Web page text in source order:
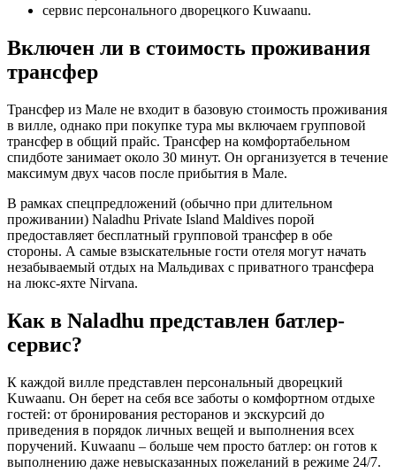
сервис персонального дворецкого Kuwaanu.
Включен ли в стоимость проживания
трансфер
Трансфер из Мале не входит в базовую стоимость проживания
в вилле, однако при покупке тура мы включаем групповой
трансфер в общий прайс. Трансфер на комфортабельном
спидботе занимает около 30 минут. Он организуется в течение
максимум двух часов после прибытия в Мале.
В рамках спецпредложений (обычно при длительном
проживании) Naladhu Private Island Maldives порой
предоставляет бесплатный групповой трансфер в обе
стороны. А самые взыскательные гости отеля могут начать
незабываемый отдых на Мальдивах с приватного трансфера
на люкс-яхте Nirvana.
Как в Naladhu представлен батлер-
сервис?
К каждой вилле представлен персональный дворецкий
Kuwaanu. Он берет на себя все заботы о комфортном отдыхе
гостей: от бронирования ресторанов и экскурсий до
приведения в порядок личных вещей и выполнения всех
поручений. Kuwaanu – больше чем просто батлер: он готов к
выполнению даже невысказанных пожеланий в режиме 24/7.